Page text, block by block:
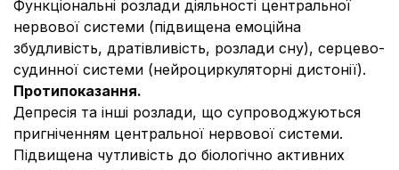
Функціональні розлади діяльності центральної
нервової системи (підвищена емоційна
збудливість, дратівливість, розлади сну), серцево-
судинної системи (нейроциркуляторні дистонії).
Протипоказання.
Депресія та інші розлади, що супроводжуються
пригніченням центральної нервової системи.
Підвищена чутливість до біологічно активних